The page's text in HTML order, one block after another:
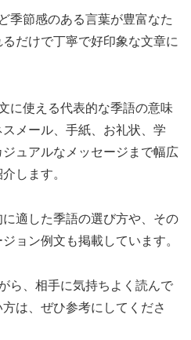
季節感のある言葉が豊富なた
だけで丁寧で好印象な文章に
に使える代表的な季語の意味
メール、手紙、お礼状、学
ュアルなメッセージまで幅広
します。
適した季語の選び方や、その
ョン例文も掲載しています。
ら、相手に気持ちよく読んで
は、ぜひ参考にしてくださ